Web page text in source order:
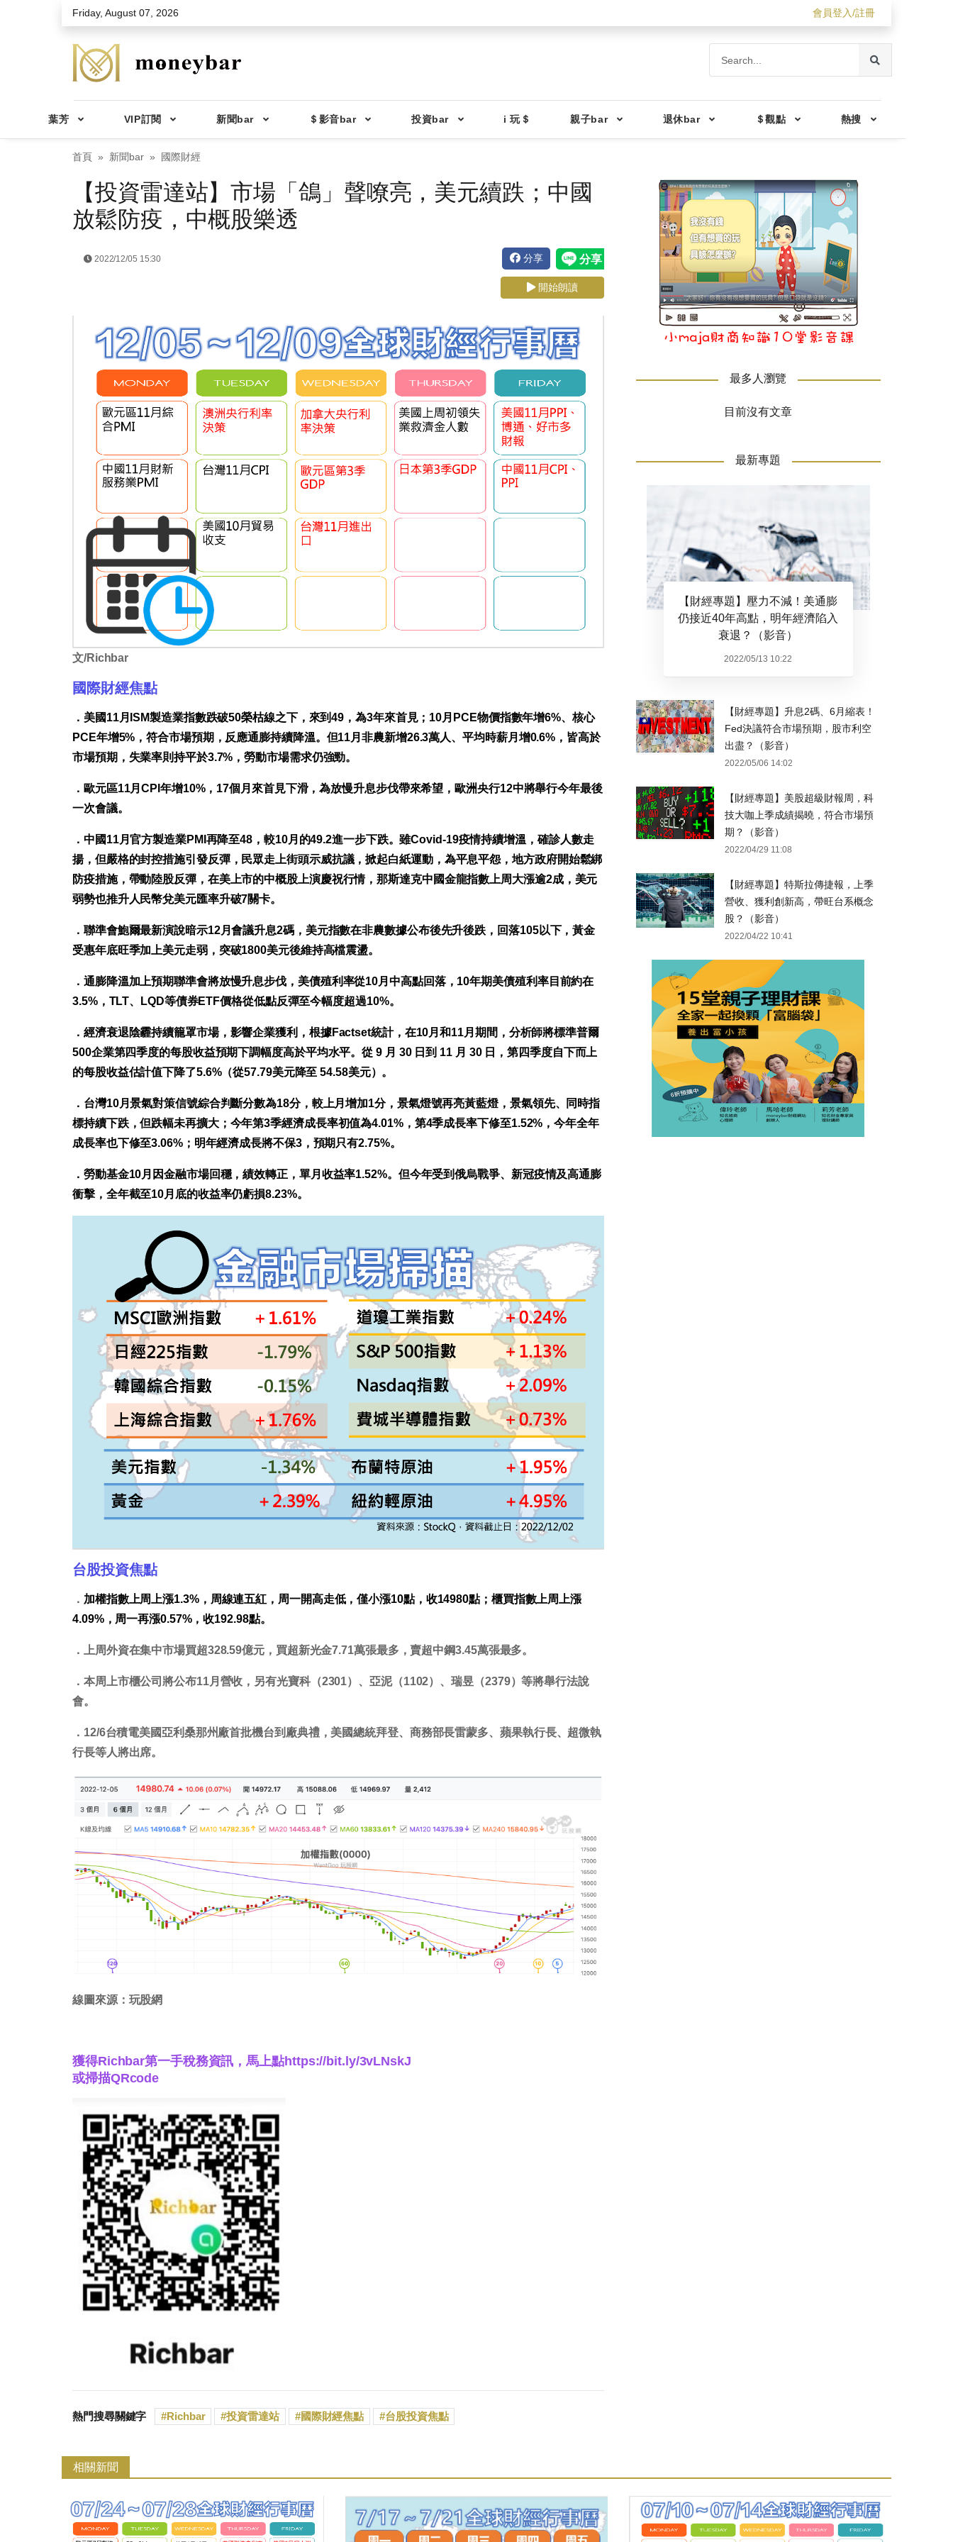
Skip to main contentFriday, August 07, 2026 會員登入/註冊
葉芳 VIP訂閱 新聞bar ＄影音bar 投資bar i 玩＄ 親子bar 退休bar ＄觀點 熱搜
首頁 新聞bar 國際財經
【投資雷達站】市場「鴿」聲嘹亮，美元續跌；中國
放鬆防疫，中概股樂透
2022/12/05 15:30 分享
開始朗讀
文/Richbar
國際財經焦點
．美國11月ISM製造業指數跌破50榮枯線之下，來到49，為3年來首見；10月PCE物價指數年增6%、核心
PCE年增5%，符合市場預期，反應通膨持續降溫。但11月非農新增26.3萬人、平均時薪月增0.6%，皆高於
市場預期，失業率則持平於3.7%，勞動市場需求仍強勁。
．歐元區11月CPI年增10%，17個月來首見下滑，為放慢升息步伐帶來希望，歐洲央行12中將舉行今年最後
一次會議。
．中國11月官方製造業PMI再降至48，較10月的49.2進一步下跌。雖Covid-19疫情持續增溫，確診人數走
揚，但嚴格的封控措施引發反彈，民眾走上街頭示威抗議，掀起白紙運動，為平息平怨，地方政府開始鬆綁
防疫措施，帶動陸股反彈，在美上市的中概股上演慶祝行情，那斯達克中國金龍指數上周大漲逾2成，美元
弱勢也推升人民幣兌美元匯率升破7關卡。
．聯準會鮑爾最新演說暗示12月會議升息2碼，美元指數在非農數據公布後先升後跌，回落105以下，黃金
受惠年底旺季加上美元走弱，突破1800美元後維持高檔震盪。
．通膨降溫加上預期聯準會將放慢升息步伐，美債殖利率從10月中高點回落，10年期美債殖利率目前約在
3.5%，TLT、LQD等債券ETF價格從低點反彈至今幅度超過10%。
．經濟衰退陰霾持續籠罩市場，影響企業獲利，根據Factset統計，在10月和11月期間，分析師將標準普爾
500企業第四季度的每股收益預期下調幅度高於平均水平。從 9 月 30 日到 11 月 30 日，第四季度自下而上
的每股收益估計值下降了5.6%（從57.79美元降至 54.58美元）。
．台灣10月景氣對策信號綜合判斷分數為18分，較上月增加1分，景氣燈號再亮黃藍燈，景氣領先、同時指
標持續下跌，但跌幅未再擴大；今年第3季經濟成長率初值為4.01%，第4季成長率下修至1.52%，今年全年
成長率也下修至3.06%；明年經濟成長將不保3，預期只有2.75%。
．勞動基金10月因金融市場回穩，績效轉正，單月收益率1.52%。但今年受到俄烏戰爭、新冠疫情及高通膨
衝擊，全年截至10月底的收益率仍虧損8.23%。
台股投資焦點
． 加權指數上周上漲1.3%，周線連五紅，周一開高走低，僅小漲10點，收14980點；櫃買指數上周上漲
4.09%，周一再漲0.57%，收192.98點。
．上周外資在集中市場買超328.59億元，買超新光金7.71萬張最多，賣超中鋼3.45萬張最多。
．本周上市櫃公司將公布11月營收，另有光寶科（2301）、亞泥（1102）、瑞昱（2379）等將舉行法說
會。
．12/6台積電美國亞利桑那州廠首批機台到廠典禮，美國總統拜登、商務部長雷蒙多、蘋果執行長、超微執
行長等人將出席。
線圖來源：玩股網
獲得Richbar第一手稅務資訊，馬上點https://bit.ly/3vLNskJ
或掃描QRcode
熱門搜尋關鍵字 Richbar 投資雷達站 國際財經焦點 台股投資焦點
最多人瀏覽
目前沒有文章
最新專題
【財經專題】壓力不減！美通膨
仍接近40年高點，明年經濟陷入
衰退？（影音）
2022/05/13 10:22
【財經專題】升息2碼、6月縮表！
Fed決議符合市場預期，股市利空
出盡？（影音）
2022/05/06 14:02
【財經專題】美股超級財報周，科
技大咖上季成績揭曉，符合市場預
期？（影音）
2022/04/29 11:08
【財經專題】特斯拉傳捷報，上季
營收、獲利創新高，帶旺台系概念
股？（影音）
2022/04/22 10:41
相關新聞